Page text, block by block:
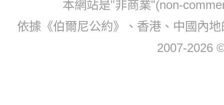
本網站是"非商業"(non-
依據《伯爾尼公約》、香港、中國內
2007-2026